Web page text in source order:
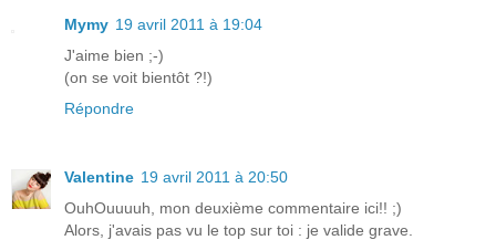
Mymy 19 avril 2011 à 19:04
J'aime bien ;-)
(on se voit bientôt ?!)
Répondre
Valentine 19 avril 2011 à 20:50
OuhOuuuuh, mon deuxième commentaire ici!! ;)
Alors, j'avais pas vu le top sur toi : je valide grave.